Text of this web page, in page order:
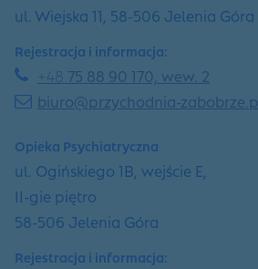
ul. Wiejska 11, 58-506 Jelenia Góra
Rejestracja i informacja:
+48 75 88 90 170, wew. 2
biuro@przychodnia-zabobrze.pl
Opieka Psychiatryczna
ul. Ogińskiego 1B, wejście E,
II-gie piętro
58-506 Jelenia Góra
Rejestracja i informacja: